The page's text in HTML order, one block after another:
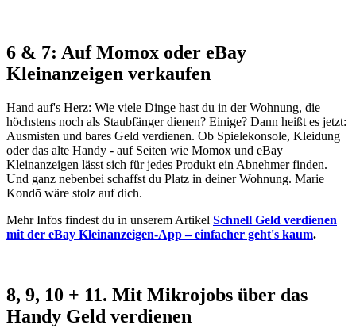
6 & 7: Auf Momox oder eBay
Kleinanzeigen verkaufen
Hand auf's Herz: Wie viele Dinge hast du in der Wohnung, die
höchstens noch als Staubfänger dienen? Einige? Dann heißt es jetzt:
Ausmisten und bares Geld verdienen. Ob Spielekonsole, Kleidung
oder das alte Handy - auf Seiten wie Momox und eBay
Kleinanzeigen lässt sich für jedes Produkt ein Abnehmer finden.
Und ganz nebenbei schaffst du Platz in deiner Wohnung. Marie
Kondō wäre stolz auf dich.
Mehr Infos findest du in unserem Artikel Schnell Geld verdienen
mit der eBay Kleinanzeigen-App – einfacher geht's kaum.
8, 9, 10 + 11. Mit Mikrojobs über das
Handy Geld verdienen